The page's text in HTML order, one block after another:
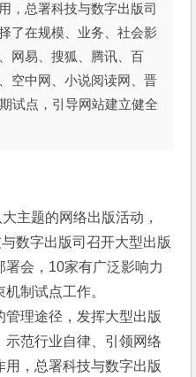
，总署科技与数字出版司
了在规模、业务、社会影
网易、搜狐、腾讯、百
空中网、小说阅读网、晋
试点，引导网站建立健全
主题的网络出版活动，
数字出版司召开大型出版
署会，10家有广泛影响力
制试点工作。
理途径，发挥大型出版
示范行业自律、引领网络
，总署科技与数字出版